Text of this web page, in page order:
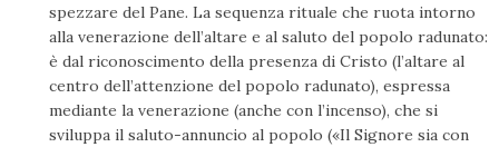
spezzare del Pane. La sequenza rituale che ruota intorno
alla venerazione dell’altare e al saluto del popolo radunato:
è dal riconoscimento della presenza di Cristo (l’altare al
centro dell’attenzione del popolo radunato), espressa
mediante la venerazione (anche con l’incenso), che si
sviluppa il saluto-annuncio al popolo («Il Signore sia con